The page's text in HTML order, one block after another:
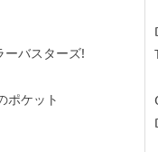
ーバスターズ!
ポケット